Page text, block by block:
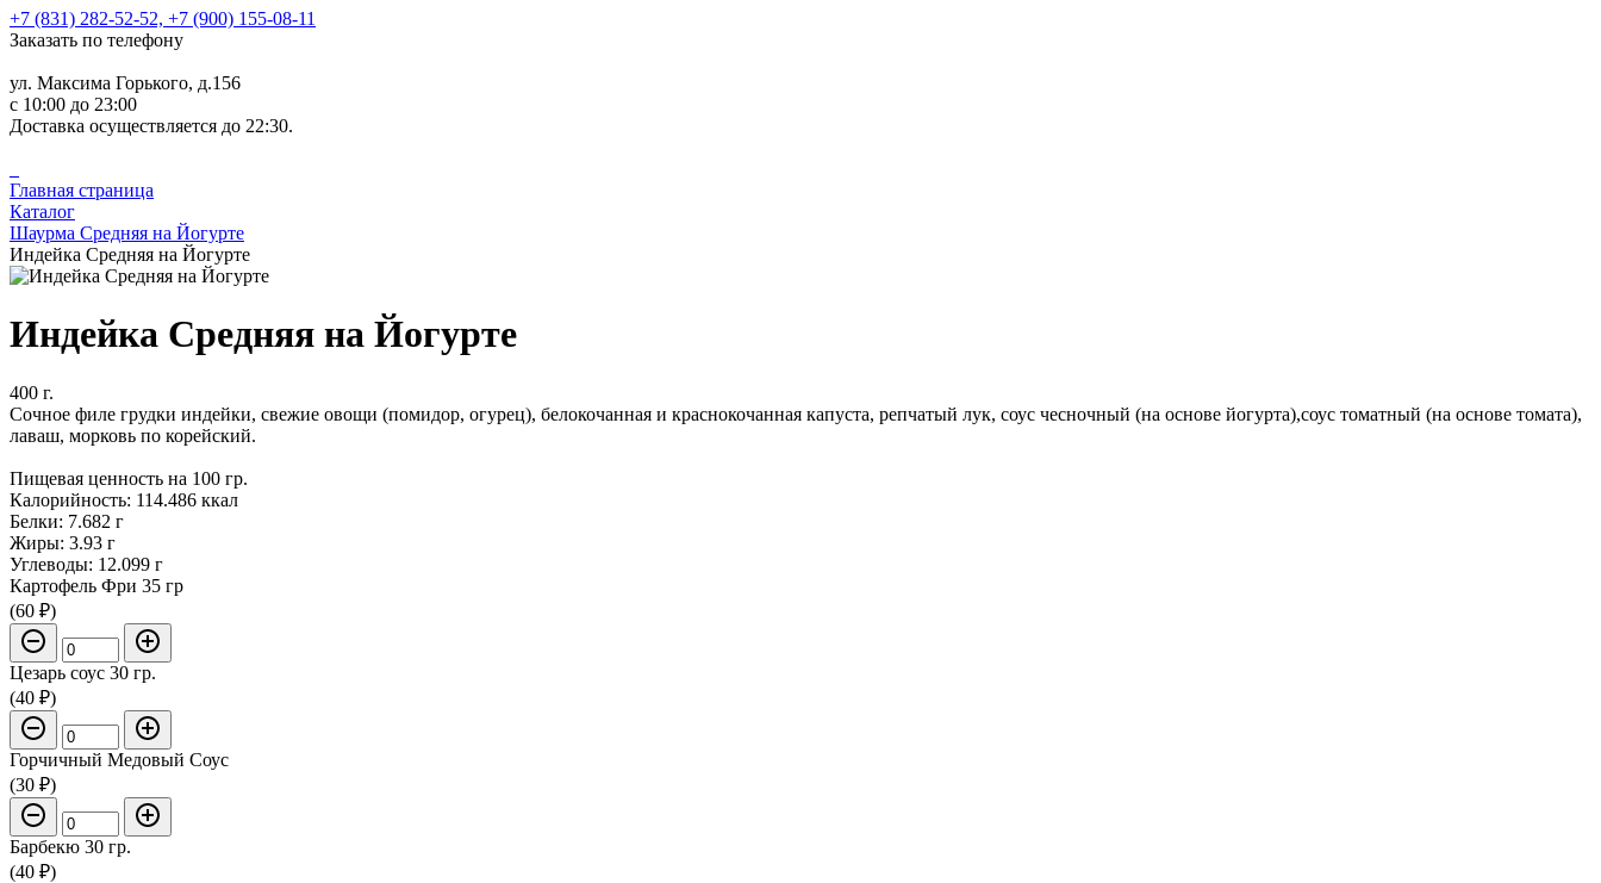
+7 (831) 282-52-52, +7 (900) 155-08-11
Заказать по телефону
ул. Максима Горького, д.156
c 10:00 до 23:00
Доставка осуществляется до 22:30.
Главная страница
Каталог
Шаурма Средняя на Йогурте
Индейка Средняя на Йогурте
Индейка Средняя на Йогурте
400 г.
Сочное филе грудки индейки, свежие овощи (помидор, огурец), белокочанная и краснокочанная капуста, репчатый лук, соус чесночный (на основе йогурта),соус томатный (на основе томата),
лаваш, морковь по корейский.
Пищевая ценность на 100 гр.
Калорийность: 114.486 ккал
Белки: 7.682 г
Жиры: 3.93 г
Углеводы: 12.099 г
Картофель Фри 35 гр
(60 ₽)
Цезарь соус 30 гр.
(40 ₽)
Горчичный Медовый Соус
(30 ₽)
Барбекю 30 гр.
(40 ₽)